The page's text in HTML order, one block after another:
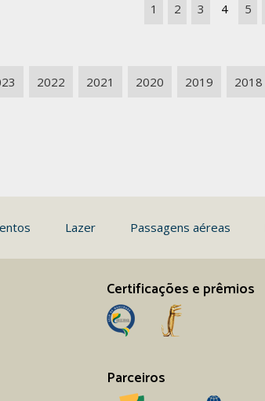
1 2 3 4 5
2022 2021 2020 2019 2018
Lazer Passagens aéreas
Certificações e prêmios
Parceiros